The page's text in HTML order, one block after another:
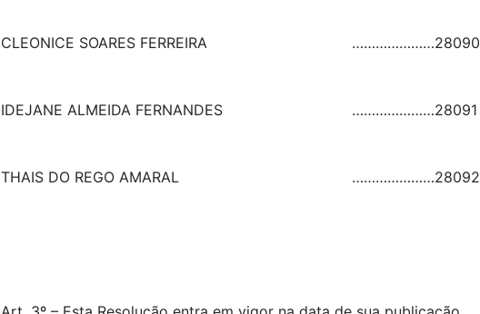
CLEONICE SOARES FERREIRA …………………28090
IDEJANE ALMEIDA FERNANDES …………………28091
THAIS DO REGO AMARAL …………………28092